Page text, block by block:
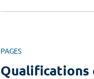
PAGES
Qualifications